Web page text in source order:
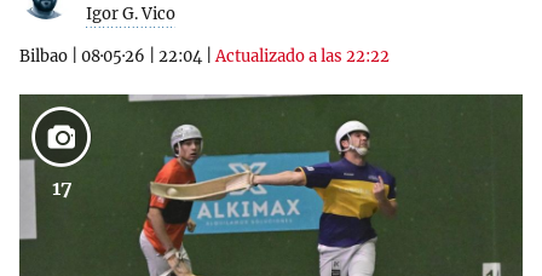
Igor G. Vico
Bilbao 08·05·26 22:04 |Actualizado a las 22:22
17